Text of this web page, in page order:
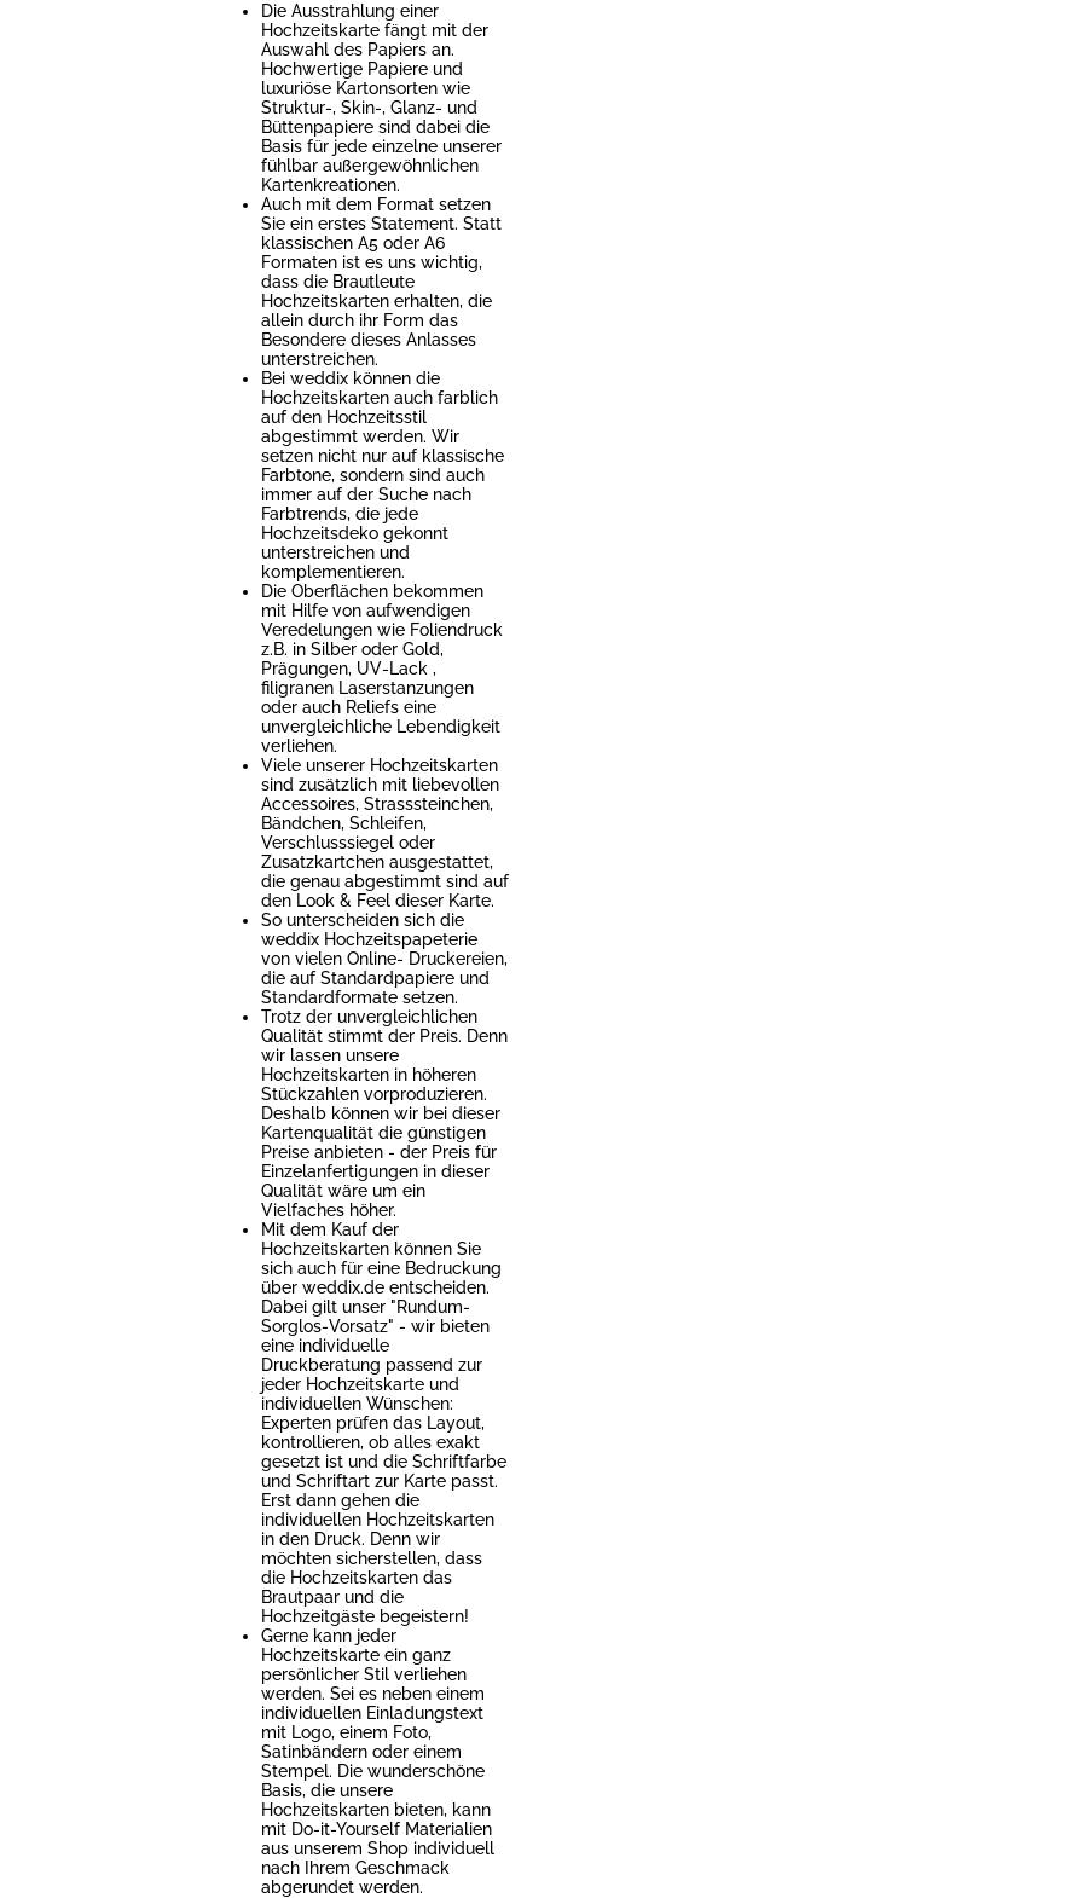
Die Ausstrahlung einer
Hochzeitskarte fängt mit der
Auswahl des Papiers an.
Hochwertige Papiere und
luxuriöse Kartonsorten wie
Struktur-, Skin-, Glanz- und
Büttenpapiere sind dabei die
Basis für jede einzelne unserer
fühlbar außergewöhnlichen
Kartenkreationen.
Auch mit dem Format setzen
Sie ein erstes Statement. Statt
klassischen A5 oder A6
Formaten ist es uns wichtig,
dass die Brautleute
Hochzeitskarten erhalten, die
allein durch ihr Form das
Besondere dieses Anlasses
unterstreichen.
Bei weddix können die
Hochzeitskarten auch farblich
auf den Hochzeitsstil
abgestimmt werden. Wir
setzen nicht nur auf klassische
Farbtone, sondern sind auch
immer auf der Suche nach
Farbtrends, die jede
Hochzeitsdeko gekonnt
unterstreichen und
komplementieren.
Die Oberflächen bekommen
mit Hilfe von aufwendigen
Veredelungen wie Foliendruck
z.B. in Silber oder Gold,
Prägungen, UV-Lack ,
filigranen Laserstanzungen
oder auch Reliefs eine
unvergleichliche Lebendigkeit
verliehen.
Viele unserer Hochzeitskarten
sind zusätzlich mit liebevollen
Accessoires, Strasssteinchen,
Bändchen, Schleifen,
Verschlusssiegel oder
Zusatzkartchen ausgestattet,
die genau abgestimmt sind auf
den Look & Feel dieser Karte.
So unterscheiden sich die
weddix Hochzeitspapeterie
von vielen Online- Druckereien,
die auf Standardpapiere und
Standardformate setzen.
Trotz der unvergleichlichen
Qualität stimmt der Preis. Denn
wir lassen unsere
Hochzeitskarten in höheren
Stückzahlen vorproduzieren.
Deshalb können wir bei dieser
Kartenqualität die günstigen
Preise anbieten - der Preis für
Einzelanfertigungen in dieser
Qualität wäre um ein
Vielfaches höher.
Mit dem Kauf der
Hochzeitskarten können Sie
sich auch für eine Bedruckung
über weddix.de entscheiden.
Dabei gilt unser "Rundum-
Sorglos-Vorsatz" - wir bieten
eine individuelle
Druckberatung passend zur
jeder Hochzeitskarte und
individuellen Wünschen:
Experten prüfen das Layout,
kontrollieren, ob alles exakt
gesetzt ist und die Schriftfarbe
und Schriftart zur Karte passt.
Erst dann gehen die
individuellen Hochzeitskarten
in den Druck. Denn wir
möchten sicherstellen, dass
die Hochzeitskarten das
Brautpaar und die
Hochzeitgäste begeistern!
Gerne kann jeder
Hochzeitskarte ein ganz
persönlicher Stil verliehen
werden. Sei es neben einem
individuellen Einladungstext
mit Logo, einem Foto,
Satinbändern oder einem
Stempel. Die wunderschöne
Basis, die unsere
Hochzeitskarten bieten, kann
mit Do-it-Yourself Materialien
aus unserem Shop individuell
nach Ihrem Geschmack
abgerundet werden.